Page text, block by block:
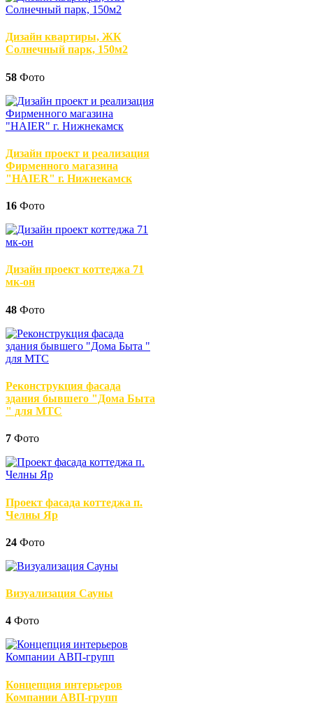
Дизайн квартиры, ЖК
Солнечный парк, 150м2
58 Фото
Дизайн проект и реализация
Фирменного магазина
"HAIER" г. Нижнекамск
16 Фото
Дизайн проект коттеджа 71
мк-он
48 Фото
Реконструкция фасада
здания бывшего "Дома Быта
" для МТС
7 Фото
Проект фасада коттеджа п.
Челны Яр
24 Фото
Визуализация Сауны
4 Фото
Концепция интерьеров
Компании АВП-групп